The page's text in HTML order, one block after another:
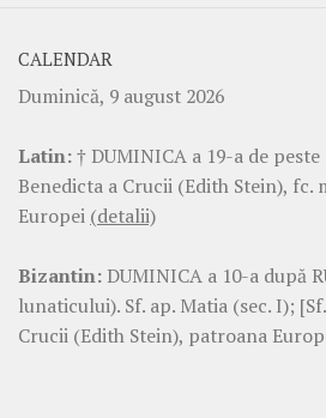
CALENDAR
Duminică, 9 august 2026
Latin:† DUMINICA a 19-a de
Benedicta a Crucii (Edith Stein), fc.
Europei (detalii)
Bizantin: DUMINICA a 10-a după
lunaticului). Sf. ap. Matia (sec. I);
Crucii (Edith Stein), patroana